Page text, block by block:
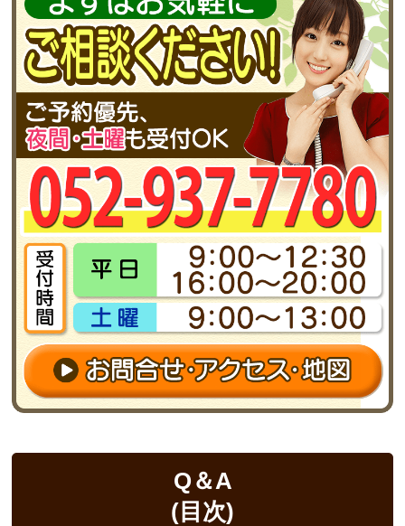
Q＆A
(目次)